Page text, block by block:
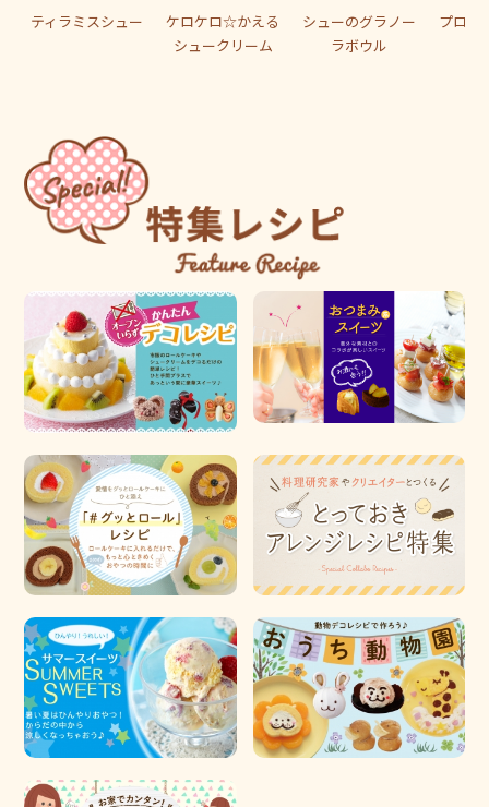
ティラミスシュー
ケロケロ☆かえる
シュークリーム
シューのグラノー
ラボウル
プロフ